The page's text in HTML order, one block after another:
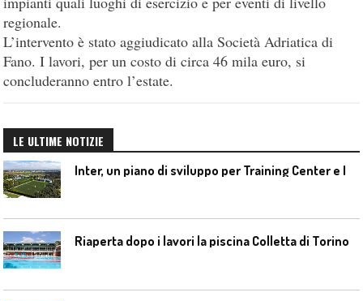
regionale.
L’intervento è stato aggiudicato alla Società Adriatica di
Fano. I lavori, per un costo di circa 46 mila euro, si
concluderanno entro l’estate.
LE ULTIME NOTIZIE
Riaperta dopo i lavori la piscina Colletta di Torino